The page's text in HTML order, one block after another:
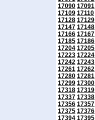
17090 17091
17109 17110
17128 17129
17147 17148
17166 17167
17185 17186
17204 17205
17223 17224
17242 17243
17261 17262
17280 17281
17299 17300
17318 17319
17337 17338
17356 17357
17375 17376
17394 17395